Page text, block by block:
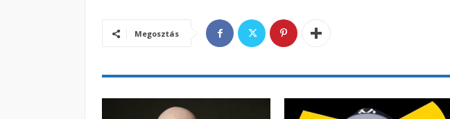
Megosztás